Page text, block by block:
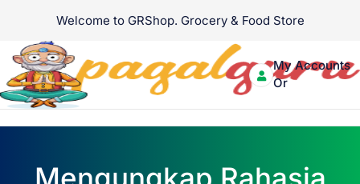
content
Welcome to GRShop. Grocery & Food Store
Contact Us
My Accounts
Login
Or
Signup